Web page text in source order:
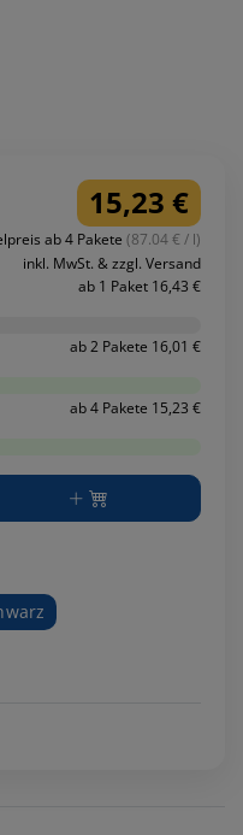
15,23 €
ab 4 Pakete (87.04 € / l)
inkl. MwSt. & zzgl. Versand
ab 1 Paket 16,43 €
ab 2 Pakete 16,01 €
ab 4 Pakete 15,23 €